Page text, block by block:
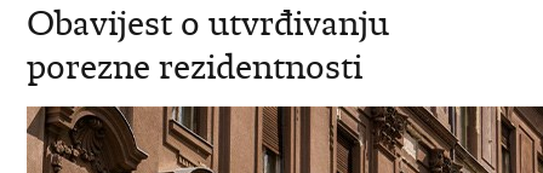
Obavijest o utvrđivanju
porezne rezidentnosti